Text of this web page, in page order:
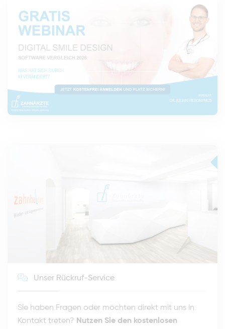
Unser Rückruf-Service
Sie haben Fragen oder möchten direkt mit uns in
Kontakt treten? Nutzen Sie den kostenlosen